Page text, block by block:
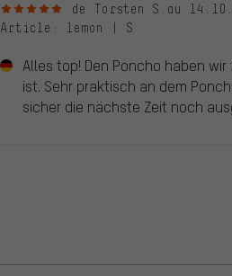
5 sur 5 étoilesde Torsten S. au
Article : lemon | S
Alles top! Den Poncho haben
ist. Sehr praktisch an dem
sicher die nächste Zeit noch